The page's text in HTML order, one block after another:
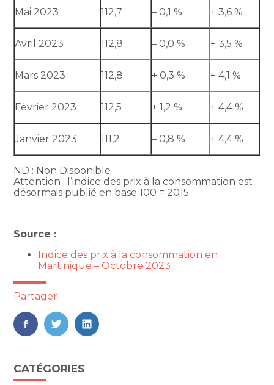
Mai 2023 112,7 – 0,1 % + 3,6 %
Avril 2023 112,8 – 0,0 % + 3,5 %
Mars 2023 112,8 + 0,3 % + 4,1 %
Février 2023 112,5 + 1,2 % + 4,4 %
Janvier 2023 111,2 – 0,8 % + 4,4 %
ND : Non Disponible
Attention : l’indice des prix à la consommation est
désormais publié en base 100 = 2015.
Source :
Indice des prix à la consommation en
Martinique – Octobre 2023
Partager :
FaceBook
TwitterLinkedIn
Blog
sidebar
CATÉGORIES